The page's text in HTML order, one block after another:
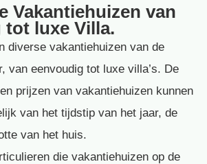
Vakantiehuizen van
tot luxe Villa.
diverse vakantiehuizen van de
van eenvoudig tot luxe villa’s. De
prijzen van vakantiehuizen kunnen
van het tijdstip van het jaar, de
van het huis.
die vakantiehuizen op de